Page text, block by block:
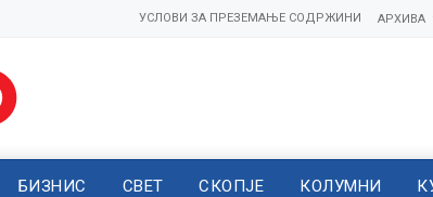
АРХИВА
УСЛОВИ ЗА ПРЕЗЕМАЊЕ СОДРЖИНИ
БИЗНИС СВЕТ СКОПЈЕ КОЛУМНИ